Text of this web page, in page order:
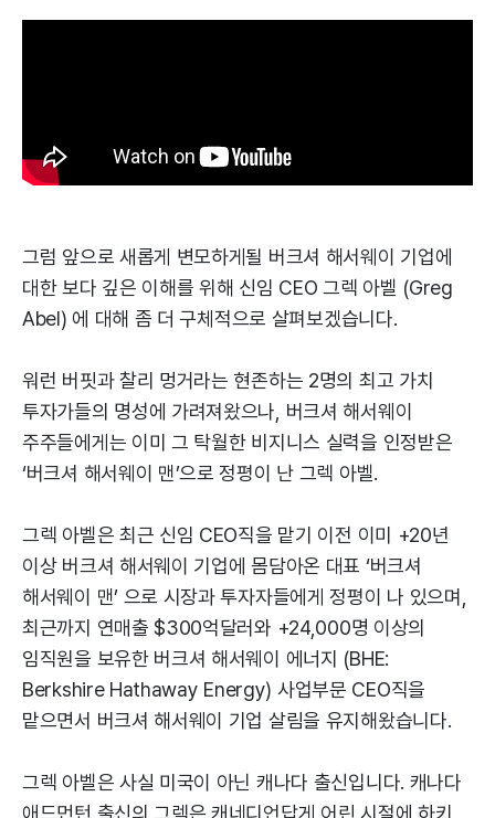
그럼 앞으로 새롭게 변모하게될 버크셔 해서웨이 기업에
대한 보다 깊은 이해를 위해 신임 CEO 그렉 아벨 (Greg
Abel) 에 대해 좀 더 구체적으로 살펴보겠습니다.
워런 버핏과 찰리 멍거라는 현존하는 2명의 최고 가치
투자가들의 명성에 가려져왔으나, 버크셔 해서웨이
주주들에게는 이미 그 탁월한 비지니스 실력을 인정받은
‘버크셔 해서웨이 맨’으로 정평이 난 그렉 아벨.
그렉 아벨은 최근 신임 CEO직을 맡기 이전 이미 +20년
이상 버크셔 해서웨이 기업에 몸담아온 대표 ‘버크셔
해서웨이 맨’ 으로 시장과 투자자들에게 정평이 나 있으며,
최근까지 연매출 $300억달러와 +24,000명 이상의
임직원을 보유한 버크셔 해서웨이 에너지 (BHE:
Berkshire Hathaway Energy) 사업부문 CEO직을
맡으면서 버크셔 해서웨이 기업 살림을 유지해왔습니다.
그렉 아벨은 사실 미국이 아닌 캐나다 출신입니다. 캐나다
애드먼턴 출신의 그렉은 캐네디언답게 어린 시절에 하키